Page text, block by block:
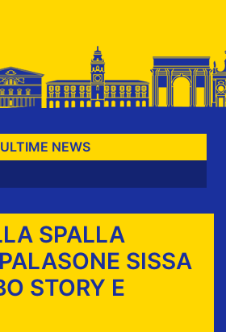
ULTIME NEWS
SPALLA
SISSA
STORY E